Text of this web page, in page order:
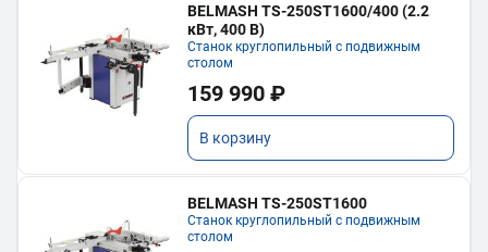
BELMASH TS-250ST1600/400 (2.2
кВт, 400 В)
Станок круглопильный с подвижным
столом
159 990 ₽
В корзину
BELMASH TS-250ST1600
Станок круглопильный с подвижным
столом